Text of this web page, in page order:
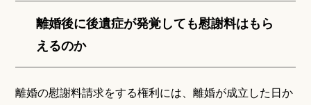
離婚後に後遺症が発覚しても慰謝料はもら
えるのか
離婚の慰謝料請求をする権利には、離婚が成立した日か